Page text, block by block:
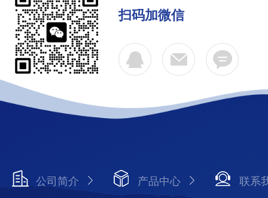
扫码加微信
公司简介 产品中心 联系